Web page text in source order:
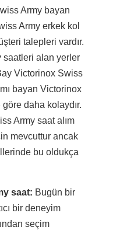
Army bayan
Army erkek kol
talepleri vardır.
saatleri alan yerler
Victorinox Swiss
bayan Victorinox
daha kolaydır.
Army saat alım
mevcuttur ancak
bu oldukça
saat: Bugün bir
bir deneyim
seçim